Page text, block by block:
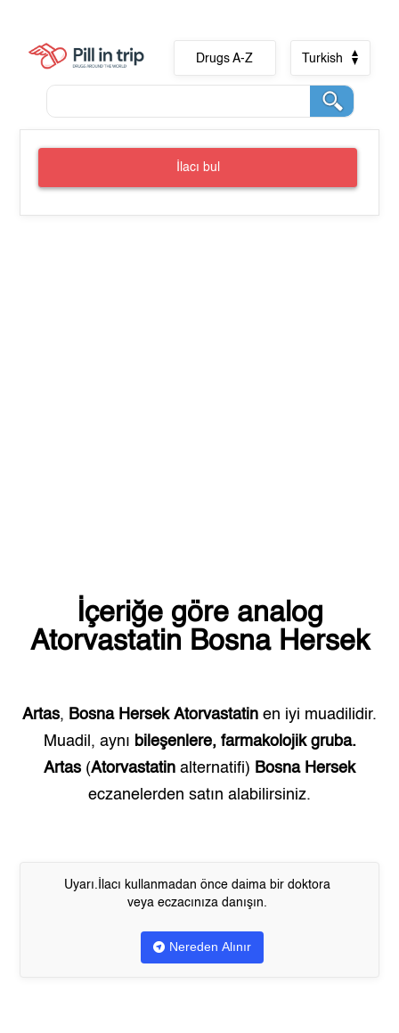
Drugs A-Z Turkish
İlacı bul
İçeriğe göre analog
Atorvastatin Bosna Hersek
Artas, Bosna Hersek Atorvastatin en iyi muadilidir.
Muadil, aynı bileşenlere, farmakolojik gruba.
Artas (Atorvastatin alternatifi) Bosna Hersek
eczanelerden satın alabilirsiniz.
Uyarı.İlacı kullanmadan önce daima bir doktora
veya eczacınıza danışın.
Nereden Alınır